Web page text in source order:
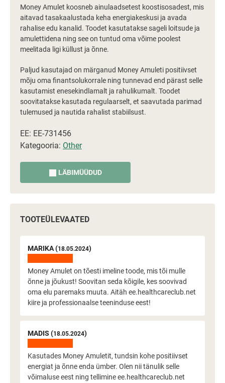
Money Amulet koosneb ainulaadsetest koostisosadest, mis
aitavad tasakaalustada keha energiakeskusi ja avada
rahalise edu kanalid. Toodet kasutatakse sageli loitsude ja
amulettidena ning see on tuntud oma võime poolest
meelitada ligi küllust ja õnne.
Paljud kasutajad on märganud Money Amuleti positiivset
mõju oma finantsolukorrale ning tunnevad end pärast selle
kasutamist enesekindlamalt ja rahulikumalt. Toodet
soovitatakse kasutada regulaarselt, et saavutada parimad
tulemused ja nautida rahalist stabiilsust.
EE: EE-731456
Kategooria: Other
LÄBIMÜÜDUD
TOOTEÜLEVAATED
MARIKA (18.05.2024)
Money Amulet on tõesti imeline toode, mis tõi mulle
õnne ja jõukust! Soovitan seda kõigile, kes soovivad
oma elu paremaks muuta. Aitäh ee.healthcareclub.net
kiire ja professionaalse teeninduse eest!
MADIS (18.05.2024)
Kasutades Money Amuletit, tundsin kohe positiivset
energiat ja õnne enda ümber. Olen nii tänulik selle
võimaluse eest ning tellimine ee.healthcareclub.net